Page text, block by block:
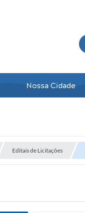
Nossa Cidade
Editais de Licitações